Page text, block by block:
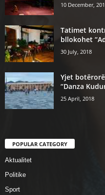
10 December,
Tatimet
bllokohet
30 July, 2018
Yjet
“Danza
25 April, 2018
POPULAR CATEGORY
Aktualitet
Politike
Sport